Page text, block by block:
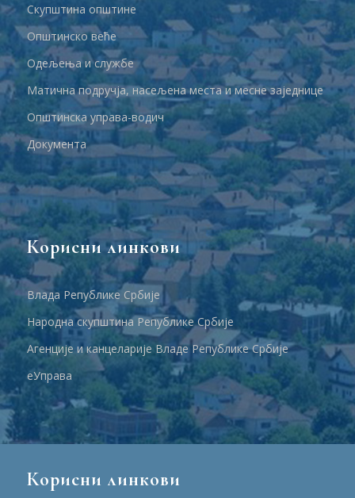
Скупштина општине
Општинско веће
Одељења и службе
Матична подручја, насељена места и месне заједнице
Општинска управа-водич
Документа
Корисни линкови
Влада Републике Србије
Народна скупштина Републике Србије
Агенције и канцеларије Владе Републике Србије
еУправа
Корисни линкови